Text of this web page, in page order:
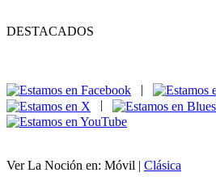
DESTACADOS
|
|
Ver La Noción en: Móvil | Clásica